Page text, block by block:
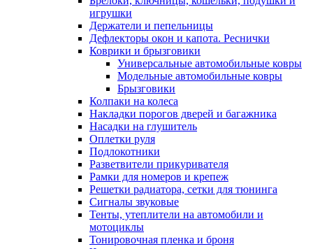
игрушки
Держатели и пепельницы
Дефлекторы окон и капота. Реснички
Коврики и брызговики
Универсальные автомобильные ковры
Модельные автомобильные ковры
Брызговики
Колпаки на колеса
Накладки порогов дверей и багажника
Насадки на глушитель
Оплетки руля
Подлокотники
Разветвители прикуривателя
Рамки для номеров и крепеж
Решетки радиатора, сетки для тюнинга
Сигналы звуковые
Тенты, утеплители на автомобили и
мотоциклы
Тонировочная пленка и броня